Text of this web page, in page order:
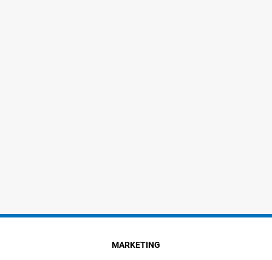
MARKETING